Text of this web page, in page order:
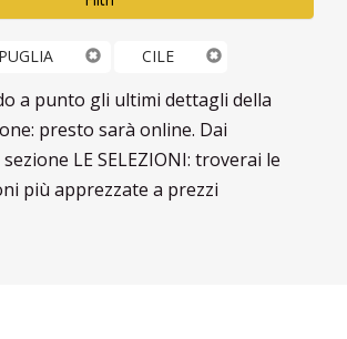
PUGLIA CILE
a punto gli ultimi dettagli della
presto sarà online. Dai
LE SELEZIONI: troverai le
più apprezzate a prezzi